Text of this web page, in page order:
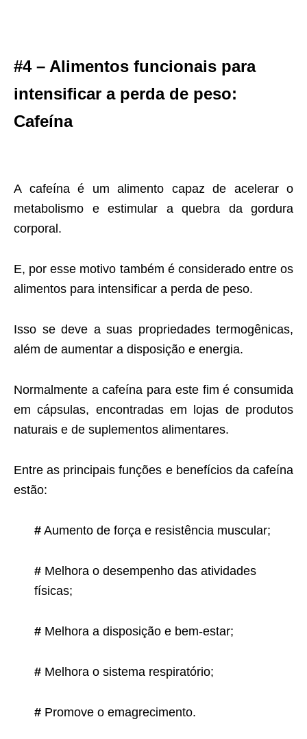
#4 – Alimentos funcionais para
intensificar a perda de peso:
Cafeína
A cafeína é um alimento capaz de acelerar o
metabolismo e estimular a quebra da gordura
corporal.
E, por esse motivo também é considerado entre os
alimentos para intensificar a perda de peso.
Isso se deve a suas propriedades termogênicas,
além de aumentar a disposição e energia.
Normalmente a cafeína para este fim é consumida
em cápsulas, encontradas em lojas de produtos
naturais e de suplementos alimentares.
Entre as principais funções e benefícios da cafeína
estão:
# Aumento de força e resistência muscular;
# Melhora o desempenho das atividades
físicas;
# Melhora a disposição e bem-estar;
# Melhora o sistema respiratório;
# Promove o emagrecimento.